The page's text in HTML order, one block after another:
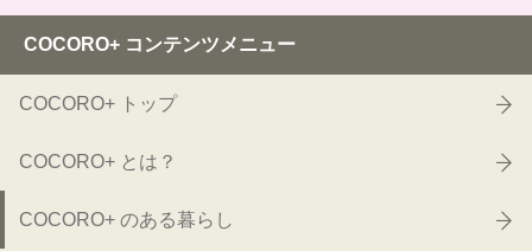
COCORO+ コンテンツメニュー
COCORO+ トップ
COCORO+ とは？
COCORO+ のある暮らし